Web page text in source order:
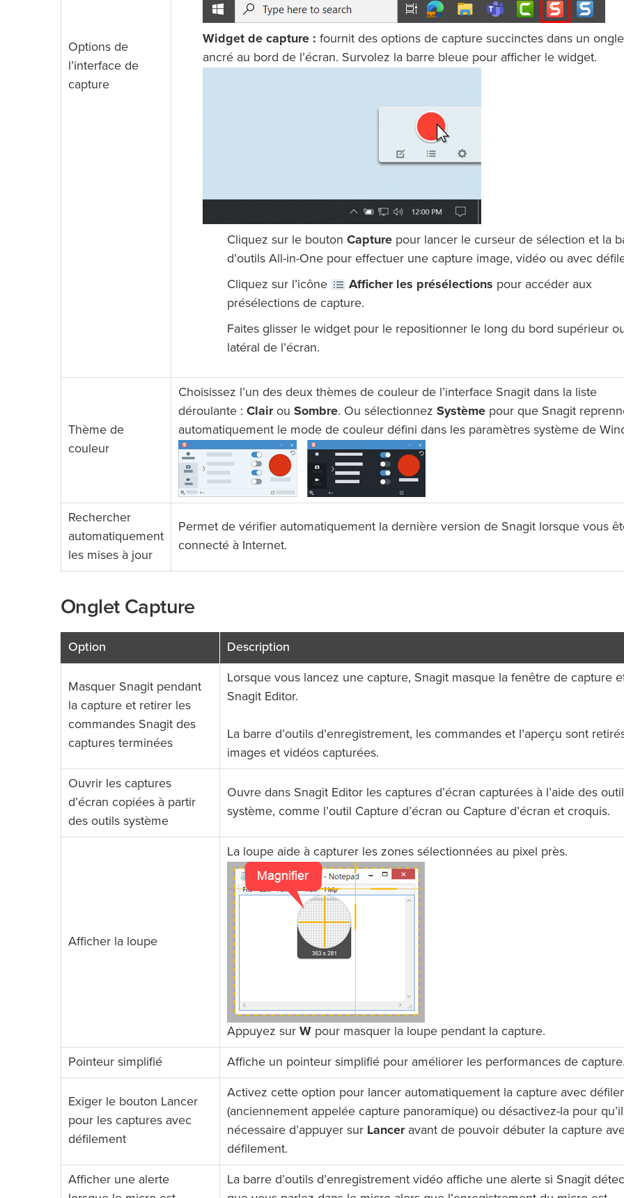
Options de
l’interface de
capture
Widget de capture : fournit des options de capture succinctes dans un
ancré au bord de l’écran. Survolez la barre bleue pour afficher le widget.
Cliquez sur le bouton Capture pour lancer le curseur de sélection et la
d’outils All-in-One pour effectuer une capture image, vidéo ou avec
Cliquez sur l’icône Afficher les présélections pour accéder aux
présélections de capture.
Faites glisser le widget pour le repositionner le long du bord supérieur
latéral de l’écran.
Thème de
couleur
Choisissez l’un des deux thèmes de couleur de l’interface Snagit dans la liste
déroulante : Clairou Sombre. Ou sélectionnez Système pour que Snagit
automatiquement le mode de couleur défini dans les paramètres système de
Rechercher
automatiquement
les mises à jour
Permet de vérifier automatiquement la dernière version de Snagit lorsque vous
connecté à Internet.
Onglet Capture
Option Description
Masquer Snagit pendant
la capture et retirer les
commandes Snagit des
captures terminées
Lorsque vous lancez une capture, Snagit masque la fenêtre de capture
Snagit Editor.
La barre d’outils d’enregistrement, les commandes et l’aperçu sont
images et vidéos capturées.
Ouvrir les captures
d’écran copiées à partir
des outils système
Ouvre dans Snagit Editor les captures d’écran capturées à l’aide des
système, comme l’outil Capture d’écran ou Capture d’écran et croquis.
Afficher la loupe
La loupe aide à capturer les zones sélectionnées au pixel près.
Appuyez sur W pour masquer la loupe pendant la capture.
Pointeur simplifié Affiche un pointeur simplifié pour améliorer les performances de capture.
Exiger le bouton Lancer
pour les captures avec
défilement
Activez cette option pour lancer automatiquement la capture avec
(anciennement appelée capture panoramique) ou désactivez-la pour
nécessaire d’appuyer sur Lanceravant de pouvoir débuter la capture
défilement.
Afficher une alerte
La barre d’outils d’enregistrement vidéo affiche une alerte si Snagit